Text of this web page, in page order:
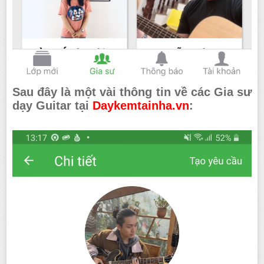
Sau đây là một vài thông tin về các Gia sư
dạy Guitar tại Daykemtainha.vn: